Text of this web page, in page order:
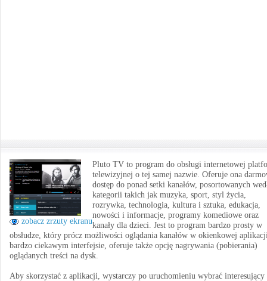
zobacz zrzuty ekranu
Pluto TV to program do obsługi internetowej
telewizyjnej o tej samej nazwie. Oferuje ona
dostęp do ponad setki kanałów, posortowanych
kategorii takich jak muzyka, sport, styl życia,
rozrywka, technologia, kultura i sztuka, edukacja,
nowości i informacje, programy komediowe oraz
kanały dla dzieci. Jest to program bardzo prosty w
obsłudze, który prócz możliwości oglądania kanałów w okienkowej
bardzo ciekawym interfejsie, oferuje także opcję nagrywania (pobierania)
oglądanych treści na dysk.
Aby skorzystać z aplikacji, wystarczy po uruchomieniu wybrać interesujący